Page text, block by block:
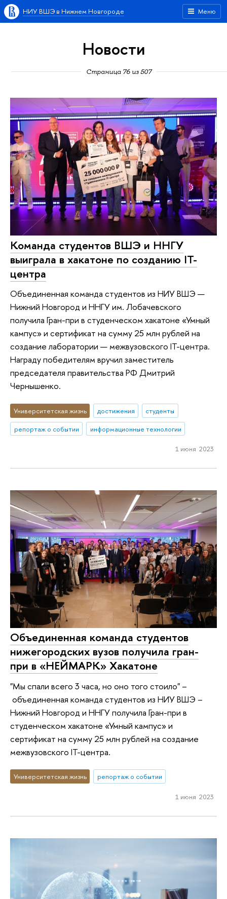
Меню
НИУ ВШЭ в Нижнем Новгороде
Новости
Страница 76 из 507
Команда студентов ВШЭ и ННГУ
выиграла в хакатоне по созданию IT-
центра
Объединенная команда студентов из НИУ ВШЭ —
Нижний Новгород и ННГУ им. Лобачевского
получила Гран-при в студенческом хакатоне «Умный
кампус» и сертификат на сумму 25 млн рублей на
создание лаборатории — межвузовского IT-центра.
Награду победителям вручил заместитель
председателя правительства РФ Дмитрий
Чернышенко.
Университетская жизнь достижения
студенты
репортаж о событии
информационные технологии
1 июня 2023
Объединенная команда студентов
нижегородских вузов получила гран-
при в «НЕЙМАРК» Хакатоне
"Мы спали всего 3 часа, но оно того стоило" –
объединенная команда студентов из НИУ ВШЭ –
Нижний Новгород и ННГУ получила Гран-при в
студенческом хакатоне «Умный кампус» и
сертификат на сумму 25 млн рублей на создание
межвузовского IT-центра.
Университетская жизнь репортаж о событии
1 июня 2023